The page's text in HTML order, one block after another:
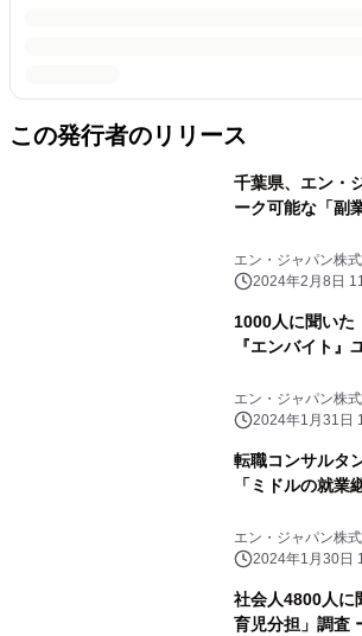
この発行者のリリース
千葉県、エン・
ーク可能な「副
エン・ジャパン株
2024年2月8日
1000人に聞いた
『エンバイト』
エン・ジャパン株
2024年1月31日
転職コンサルタ
「ミドルの就業
エン・ジャパン株
2024年1月30日
社会人4800人に
育児分担」調査